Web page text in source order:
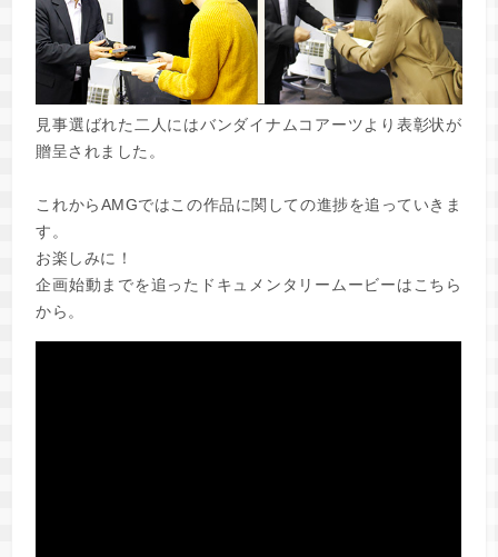
見事選ばれた二人にはバンダイナムコアーツより表彰状が
贈呈されました。
これからAMGではこの作品に関しての進捗を追っていきま
す。
お楽しみに！
企画始動までを追ったドキュメンタリームービーはこちら
から。